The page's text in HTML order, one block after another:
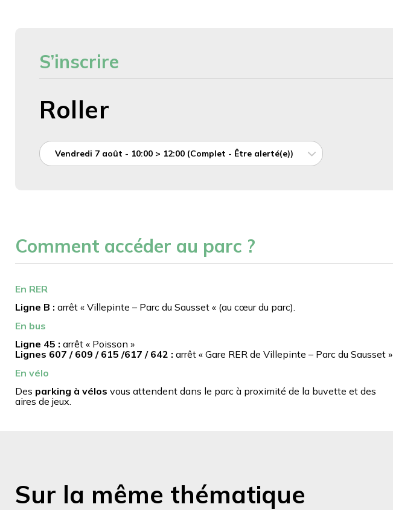
S’inscrire
Roller
Vendredi 7 août - 10:00 > 12:00 (Complet - Être alerté(e))
Comment accéder au parc ?
En RER
Ligne B : arrêt « Villepinte – Parc du Sausset « (au cœur du parc).
En bus
Ligne 45 : arrêt « Poisson »
Lignes 607 / 609 / 615 /617 / 642 : arrêt « Gare RER de Villepinte – Parc du Sausset »
En vélo
Des parking à vélos vous attendent dans le parc à proximité de la buvette et des
aires de jeux.
Sur la même thématique